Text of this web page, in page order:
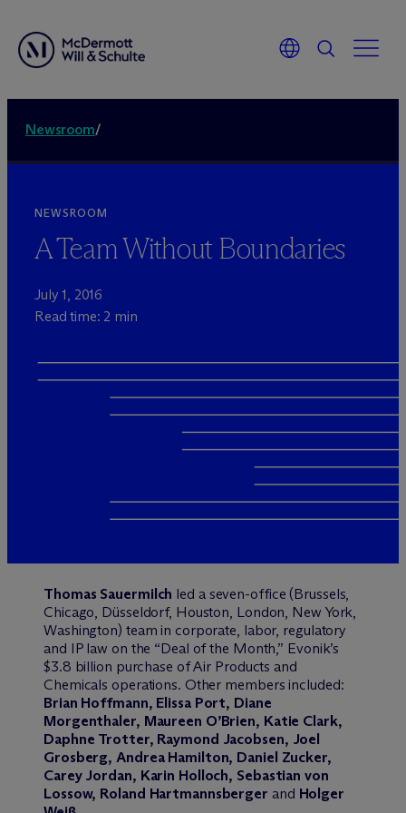
Newsroom/
NEWSROOM
A Team Without Boundaries
July 1, 2016
Read time: 2 min
Thomas Sauermilch led a seven-office (Brussels,
Chicago, Düsseldorf, Houston, London, New York,
Washington) team in corporate, labor, regulatory
and IP law on the “Deal of the Month,” Evonik’s
$3.8 billion purchase of Air Products and
Chemicals operations. Other members included:
Brian Hoffmann, Elissa Port, Diane
Morgenthaler, Maureen O’Brien, Katie Clark,
Daphne Trotter, Raymond Jacobsen, Joel
Grosberg, Andrea Hamilton, Daniel Zucker,
Carey Jordan, Karin Holloch, Sebastian von
Lossow, Roland Hartmannsberger and Holger